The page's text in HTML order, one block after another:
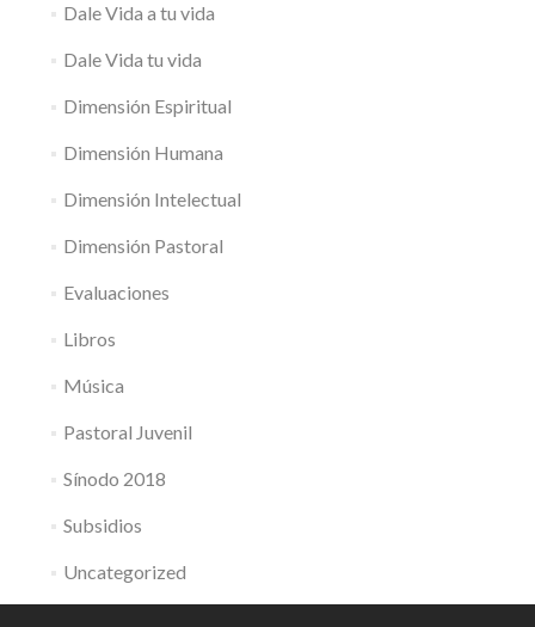
Dale Vida a tu vida
Dale Vida tu vida
Dimensión Espiritual
Dimensión Humana
Dimensión Intelectual
Dimensión Pastoral
Evaluaciones
Libros
Música
Pastoral Juvenil
Sínodo 2018
Subsidios
Uncategorized